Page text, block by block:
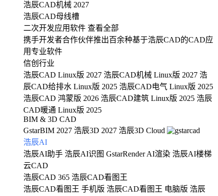
浩辰CAD机械 2027
浩辰CAD母线槽
二次开发应用软件 查看全部
携手开发者合作伙伴推出百余种基于浩辰CAD的CAD应
用专业软件
信创行业
浩辰CAD Linux版 2027 浩辰CAD机械 Linux版 2027 浩
辰CAD给排水 Linux版 2025 浩辰CAD电气 Linux版 2025
浩辰CAD 鸿蒙版 2026 浩辰CAD建筑 Linux版 2025 浩辰
CAD暖通 Linux版 2025
BIM & 3D CAD
GstarBIM 2027 浩辰3D 2027 浩辰3D Cloud
浩辰AI
浩辰AI助手 浩辰AI识图 GstarRender AI渲染 浩辰AI楼梯
云CAD
浩辰CAD 365 浩辰CAD看图王
浩辰CAD看图王 手机版 浩辰CAD看图王 电脑版 浩辰